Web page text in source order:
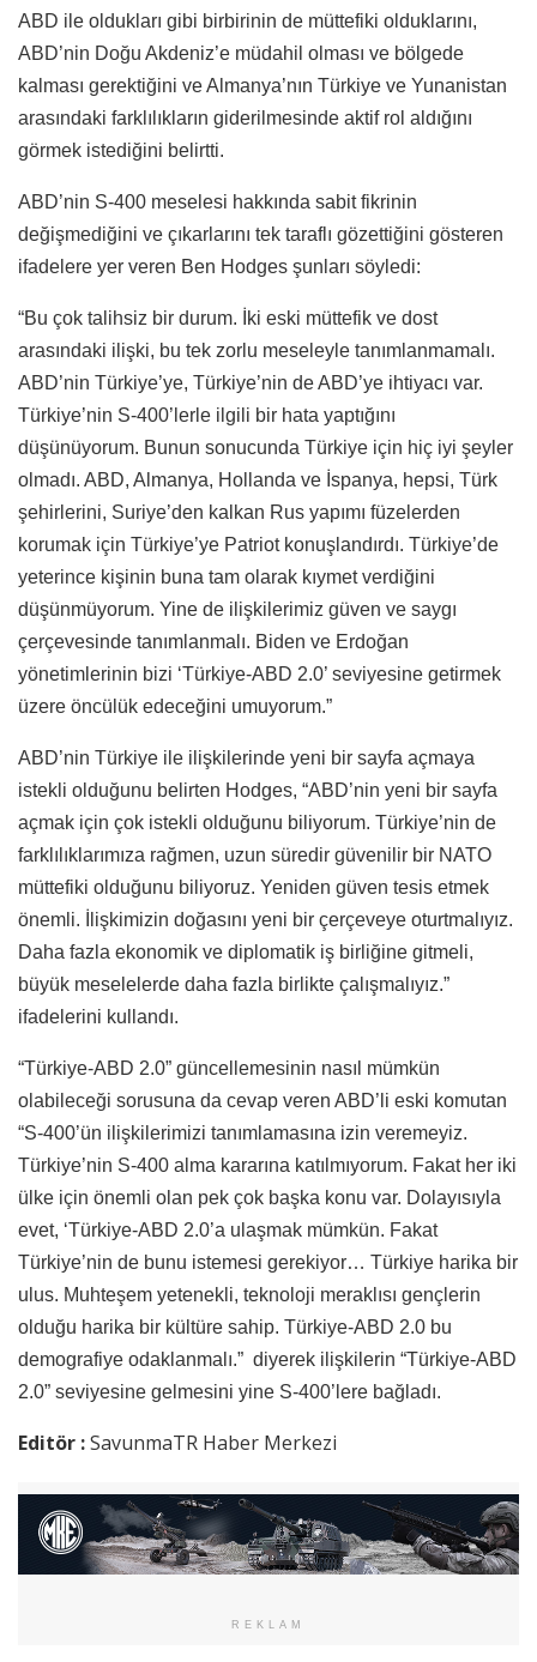
ABD ile oldukları gibi birbirinin de müttefiki olduklarını,
ABD’nin Doğu Akdeniz’e müdahil olması ve bölgede
kalması gerektiğini ve Almanya’nın Türkiye ve Yunanistan
arasındaki farklılıkların giderilmesinde aktif rol aldığını
görmek istediğini belirtti.
ABD’nin S-400 meselesi hakkında sabit fikrinin
değişmediğini ve çıkarlarını tek taraflı gözettiğini gösteren
ifadelere yer veren Ben Hodges şunları söyledi:
“Bu çok talihsiz bir durum. İki eski müttefik ve dost
arasındaki ilişki, bu tek zorlu meseleyle tanımlanmamalı.
ABD’nin Türkiye’ye, Türkiye’nin de ABD’ye ihtiyacı var.
Türkiye’nin S-400’lerle ilgili bir hata yaptığını
düşünüyorum. Bunun sonucunda Türkiye için hiç iyi şeyler
olmadı. ABD, Almanya, Hollanda ve İspanya, hepsi, Türk
şehirlerini, Suriye’den kalkan Rus yapımı füzelerden
korumak için Türkiye’ye Patriot konuşlandırdı. Türkiye’de
yeterince kişinin buna tam olarak kıymet verdiğini
düşünmüyorum. Yine de ilişkilerimiz güven ve saygı
çerçevesinde tanımlanmalı. Biden ve Erdoğan
yönetimlerinin bizi ‘Türkiye-ABD 2.0’ seviyesine getirmek
üzere öncülük edeceğini umuyorum.”
ABD’nin Türkiye ile ilişkilerinde yeni bir sayfa açmaya
istekli olduğunu belirten Hodges, “ABD’nin yeni bir sayfa
açmak için çok istekli olduğunu biliyorum. Türkiye’nin de
farklılıklarımıza rağmen, uzun süredir güvenilir bir NATO
müttefiki olduğunu biliyoruz. Yeniden güven tesis etmek
önemli. İlişkimizin doğasını yeni bir çerçeveye oturtmalıyız.
Daha fazla ekonomik ve diplomatik iş birliğine gitmeli,
büyük meselelerde daha fazla birlikte çalışmalıyız.”
ifadelerini kullandı.
“Türkiye-ABD 2.0” güncellemesinin nasıl mümkün
olabileceği sorusuna da cevap veren ABD’li eski komutan
“S-400’ün ilişkilerimizi tanımlamasına izin veremeyiz.
Türkiye’nin S-400 alma kararına katılmıyorum. Fakat her iki
ülke için önemli olan pek çok başka konu var. Dolayısıyla
evet, ‘Türkiye-ABD 2.0’a ulaşmak mümkün. Fakat
Türkiye’nin de bunu istemesi gerekiyor… Türkiye harika bir
ulus. Muhteşem yetenekli, teknoloji meraklısı gençlerin
olduğu harika bir kültüre sahip. Türkiye-ABD 2.0 bu
demografiye odaklanmalı.” diyerek ilişkilerin “Türkiye-ABD
2.0” seviyesine gelmesini yine S-400’lere bağladı.
Editör :SavunmaTR Haber Merkezi
REKLAM